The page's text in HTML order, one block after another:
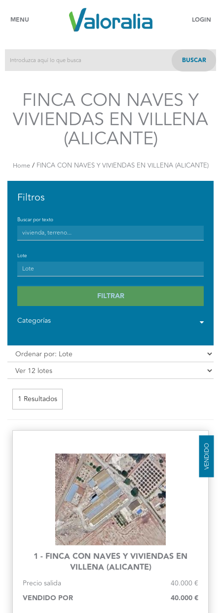
MENU LOGIN
BUSCAR
FINCA CON NAVES Y
VIVIENDAS EN VILLENA
(ALICANTE)
Home/ FINCA CON NAVES Y VIVIENDAS EN VILLENA (ALICANTE)
Filtros
Buscar por texto
Lote
FILTRAR
Categorías
1 Resultados
VENDIDO
1 - FINCA CON NAVES Y VIVIENDAS EN
VILLENA (ALICANTE)
Precio salida 40.000 €
VENDIDO POR 40.000 €